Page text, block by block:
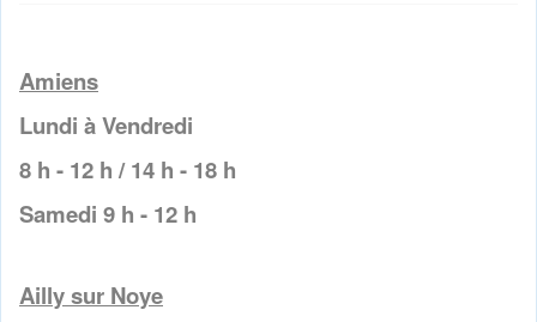
Amiens
Lundi à Vendredi
8 h - 12 h / 14 h - 18 h
Samedi 9 h - 12 h
Ailly sur Noye